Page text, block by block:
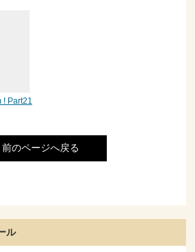
Part21
前のページへ戻る
ル